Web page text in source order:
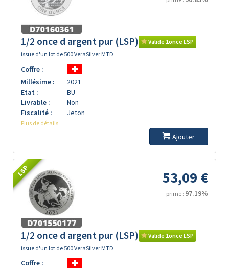
1/2 once d argent pur (LSP)
Valide 1once LSP
issue d'un lot de 500 VeraSilver MTD
Coffre :
Millésime :
2021
Etat :
BU
Livrable :
Non
Fiscalité :
Jeton
Plus de détails
Ajouter
LSP 53,09 €
prime : 97.19%
1/2 once d argent pur (LSP)
Valide 1once LSP
issue d'un lot de 500 VeraSilver MTD
Coffre :